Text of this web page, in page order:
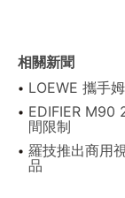
相關新聞
LOEWE 攜手
EDIFIER M90
間限制
羅技推出商用
品